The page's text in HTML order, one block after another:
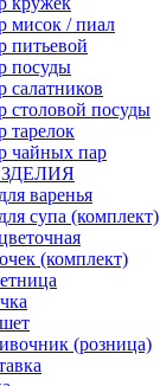
мисок / пиал
питьевой
посуды
салатников
столовой посуды
тарелок
чайных пар
варенья
супа (комплект)
(комплект)
(розница)